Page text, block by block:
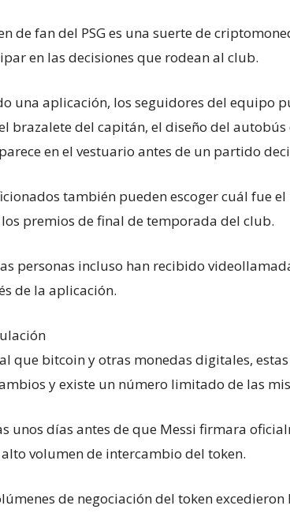
de fan del PSG es una suerte de
en las decisiones que rodean al club.
una aplicación, los seguidores del equipo
brazalete del capitán, el diseño del
en el vestuario antes de un partido
también pueden escoger cuál fue
premios de final de temporada del club.
personas incluso han recibido
de la aplicación.
que bitcoin y otras monedas digitales,
y existe un número limitado de las
unos días antes de que Messi firmara
volumen de intercambio del token.
de negociación del token